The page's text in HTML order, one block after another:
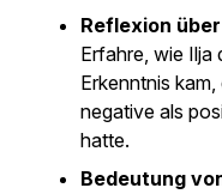
Reflexion
Erfahre, wie Ilja
Erkenntnis
negative als
hatte.
Bedeutung